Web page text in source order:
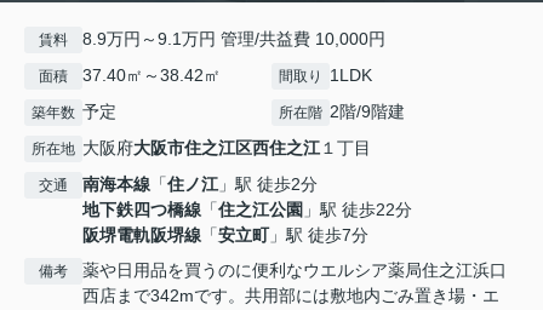
賃料 8.9万円～9.1万円 管理/共益費 10,000円
面積 37.40㎡～38.42㎡ 間取り 1LDK
築年数 予定 所在階 2階/9階建
所在地 大阪府大阪市住之江区西住之江 １丁目
交通 南海本線 「住ノ江 」駅 徒歩2分
地下鉄四つ橋線 「住之江公園 」駅 徒歩22分
阪堺電軌阪堺線 「安立町」駅 徒歩7分
備考
薬や日用品を買うのに便利なウエルシア薬局住之江浜口
西店まで342mです。共用部には敷地内ごみ置き場・エ